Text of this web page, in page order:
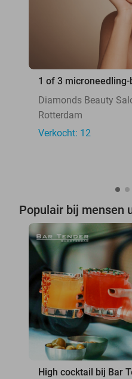
1 of 3
Diamonds Beauty
Rotterdam
Verkocht: 12
Populair bij mensen
High cocktail bij Bar